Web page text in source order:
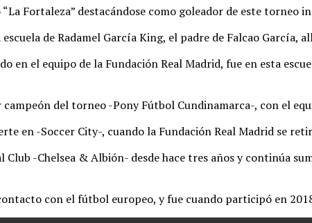
Fortaleza” destacándose como goleador de este torneo
de Radamel García King, el padre de Falcao
en el equipo de la Fundación Real Madrid, fue en esta
del torneo -Pony Fútbol Cundinamarca-, con el
en -Soccer City-, cuando la Fundación Real Madrid se
-Chelsea & Albión- desde hace tres años y continúa
con el fútbol europeo, y fue cuando participó en